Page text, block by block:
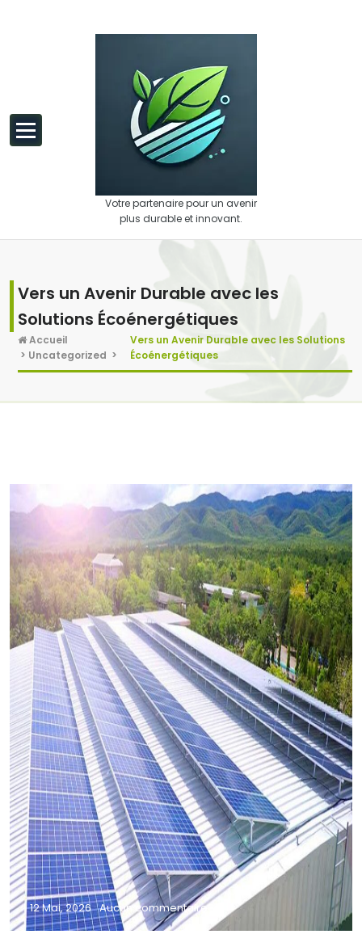
Votre partenaire pour un avenir
plus durable et innovant.
Vers un Avenir Durable avec les
Solutions Écoénergétiques
Accueil
> Uncategorized >
Vers un Avenir Durable avec les Solutions
Écoénergétiques
12 Mai, 2026 Aucun commentaire